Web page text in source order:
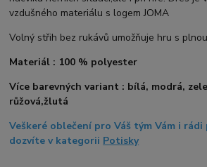
vzdušného materiálu s logem JOMA
Volný střih bez rukávů umožňuje hru s
Materiál : 100 % polyester
Více barevných variant : bílá, modrá,
růžová,žlutá
Veškeré oblečení pro Váš tým Vám i
dozvíte v kategorii Potisky